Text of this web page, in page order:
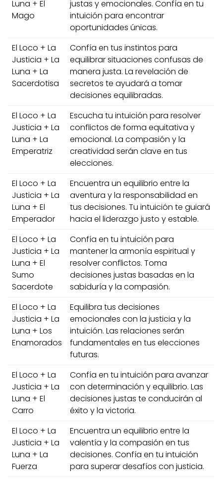
Luna + El
Mago
justas y emocionales. Confía en tu
intuición para encontrar
oportunidades únicas.
El Loco + La
Justicia + La
Luna + La
Sacerdotisa
Confía en tus instintos para
equilibrar situaciones confusas de
manera justa. La revelación de
secretos te ayudará a tomar
decisiones equilibradas.
El Loco + La
Justicia + La
Luna + La
Emperatriz
Escucha tu intuición para resolver
conflictos de forma equitativa y
emocional. La compasión y la
creatividad serán clave en tus
elecciones.
El Loco + La
Justicia + La
Luna + El
Emperador
Encuentra un equilibrio entre la
aventura y la responsabilidad en
tus decisiones. Tu intuición te guiará
hacia el liderazgo justo y estable.
El Loco + La
Justicia + La
Luna + El
Sumo
Sacerdote
Confía en tu intuición para
mantener la armonía espiritual y
resolver conflictos. Toma
decisiones justas basadas en la
sabiduría y la compasión.
El Loco + La
Justicia + La
Luna + Los
Enamorados
Equilibra tus decisiones
emocionales con la justicia y la
intuición. Las relaciones serán
fundamentales en tus elecciones
futuras.
El Loco + La
Justicia + La
Luna + El
Carro
Confía en tu intuición para avanzar
con determinación y equilibrio. Las
decisiones justas te conducirán al
éxito y la victoria.
El Loco + La
Justicia + La
Luna + La
Fuerza
Encuentra un equilibrio entre la
valentía y la compasión en tus
decisiones. Confía en tu intuición
para superar desafíos con justicia.